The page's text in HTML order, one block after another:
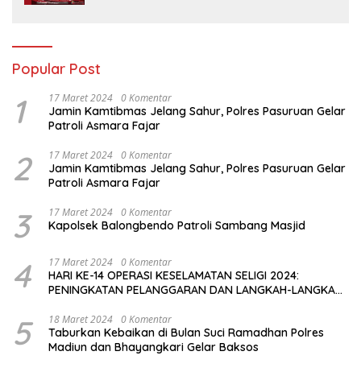
Popular Post
1 17 Maret 2024 0 Komentar
Jamin Kamtibmas Jelang Sahur, Polres Pasuruan Gelar
Patroli Asmara Fajar
2 17 Maret 2024 0 Komentar
Jamin Kamtibmas Jelang Sahur, Polres Pasuruan Gelar
Patroli Asmara Fajar
3 17 Maret 2024 0 Komentar
Kapolsek Balongbendo Patroli Sambang Masjid
4 17 Maret 2024 0 Komentar
HARI KE-14 OPERASI KESELAMATAN SELIGI 2024:
PENINGKATAN PELANGGARAN DAN LANGKAH-LANGKAH
5 18 Maret 2024 0 Komentar
Taburkan Kebaikan di Bulan Suci Ramadhan Polres
Madiun dan Bhayangkari Gelar Baksos